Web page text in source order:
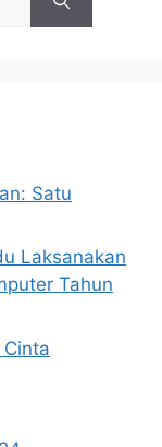
Satu
Laksanakan
Tahun
Cinta